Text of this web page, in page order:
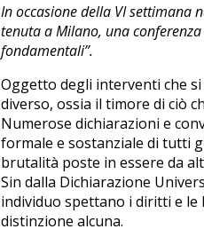
In occasione della VI settimana
tenuta a Milano, una
fondamentali”.
Oggetto degli interventi che
diverso, ossia il timore di ciò
Numerose dichiarazioni e
formale e sostanziale di tutti
brutalità poste in essere da
Sin dalla Dichiarazione
individuo spettano i diritti e le
distinzione alcuna.